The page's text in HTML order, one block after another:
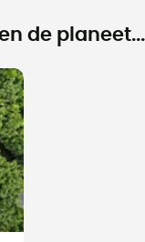
de planeet...